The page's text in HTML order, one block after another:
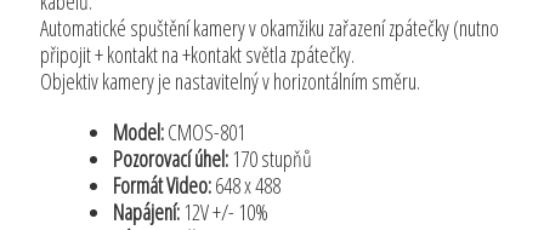
Automatické spuštění kamery v okamžiku zařazení zpátečky (nutno
připojit + kontakt na +kontakt světla zpátečky.
Objektiv kamery je nastavitelný v horizontálním směru.
Model:CMOS-801
Pozorovací úhel: 170 stupňů
Formát Video:648 x 488
Napájení: 12V +/- 10%